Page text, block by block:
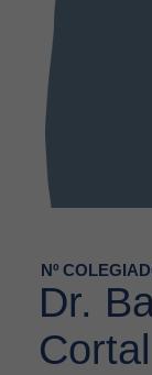
Nº
Dr.
Cortal